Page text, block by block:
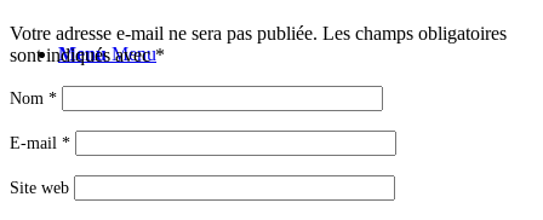
Menu Menu
Votre adresse e-mail ne sera pas publiée. Les champs obligatoires
sont indiqués avec*
Nom *
E-mail *
Site web